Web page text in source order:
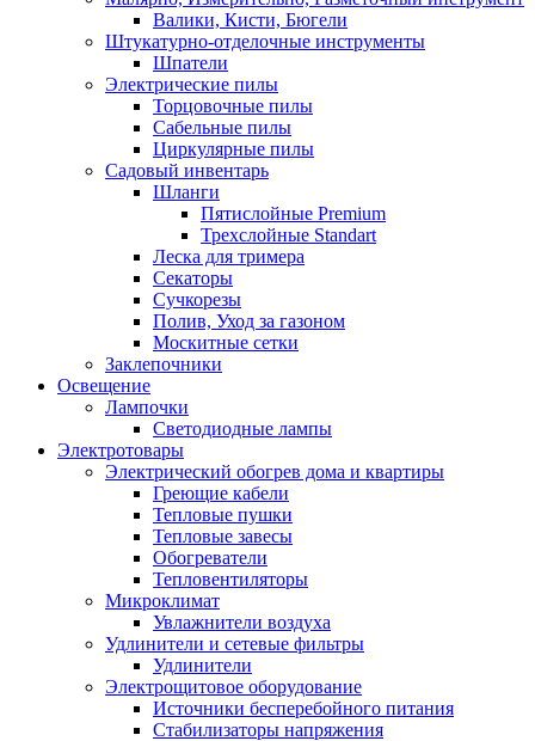
Валики, Кисти, Бюгели
Штукатурно-отделочные инструменты
Шпатели
Электрические пилы
Торцовочные пилы
Сабельные пилы
Циркулярные пилы
Садовый инвентарь
Шланги
Пятислойные Premium
Трехслойные Standart
Леска для тримера
Секаторы
Сучкорезы
Полив, Уход за газоном
Москитные сетки
Заклепочники
Освещение
Лампочки
Светодиодные лампы
Электротовары
Электрический обогрев дома и квартиры
Греющие кабели
Тепловые пушки
Тепловые завесы
Обогреватели
Тепловентиляторы
Микроклимат
Увлажнители воздуха
Удлинители и сетевые фильтры
Удлинители
Электрощитовое оборудование
Источники бесперебойного питания
Стабилизаторы напряжения